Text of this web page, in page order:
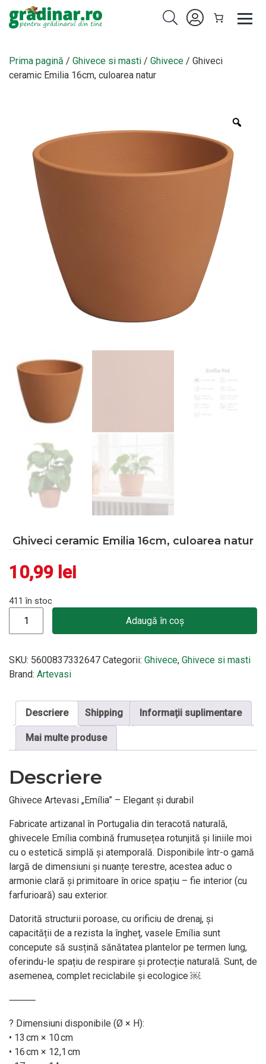
Prima pagină / Ghivece si masti / Ghivece / Ghiveci
ceramic Emilia 16cm, culoarea natur
Ghiveci ceramic Emilia 16cm, culoarea natur
10,99 lei
411 în stoc
Adaugă în coș
SKU: 5600837332647 Categorii: Ghivece, Ghivece si masti
Brand: Artevasi
Descriere Shipping Informații suplimentare
Mai multe produse
Descriere
Ghivece Artevasi „Emília” – Elegant și durabil
Fabricate artizanal în Portugalia din teracotă naturală,
ghivecele Emília combină frumusețea rotunjită și liniile moi
cu o estetică simplă și atemporală. Disponibile într-o gamă
largă de dimensiuni și nuanțe terestre, acestea aduc o
armonie clară și primitoare în orice spațiu – fie interior (cu
farfurioară) sau exterior.
Datorită structurii poroase, cu orificiu de drenaj, și
capacității de a rezista la îngheț, vasele Emília sunt
concepute să susțină sănătatea plantelor pe termen lung,
oferindu-le spațiu de respirare și protecție naturală. Sunt, de
asemenea, complet reciclabile și ecologice ￼.
⸻
? Dimensiuni disponibile (Ø × H):
• 13 cm × 10 cm
• 16 cm × 12,1 cm